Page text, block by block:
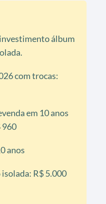
álbum
com trocas:
em 10 anos
960
anos
R$ 5.000